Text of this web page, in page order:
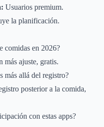
Usuarios premium.
la planificación.
comidas en 2026?
más ajuste, gratis.
más allá del registro?
posterior a la comida,
con estas apps?